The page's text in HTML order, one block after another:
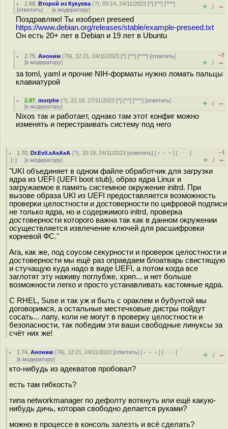
2.68 ,Второй из Кукуева (?), 09:14, 24/11/2023 [^] [^^] [^^^]
[ответить] [к модератору] + / –
Поздравляю! Ты изобрел preseed
https://www.debian.org/releases/stable/example-preseed.txt
Он есть 20+ лет в Debian и 19 лет в Ubuntu
2.75 ,Аноним (76), 12:21, 24/11/2023 [^] [^^] [^^^] [ответить]
[к модератору]
–2
+ / –
за toml, yaml и прочие NIH-форматы нужно ломать пальцы
клавиатурой
2.97 ,morphe (?), 21:18, 27/11/2023 [^] [^^] [^^^] [ответить]
[к модератору] + / –
Nixos так и работает, однако там этот конфиг можно
изменять и перестраивать систему под него
1.70 ,Dr.Evil.xAxAxA (?), 10:19, 24/11/2023 [ответить] [ ﹢﹢﹢] [ · · ·]
[↑] [к модератору]
–1
+ / –
"UKI объединяет в одном файле обработчик для загрузки
ядра из UEFI (UEFI boot stub), образ ядра Linux и
загружаемое в память системное окружение initrd. При
вызове образа UKI из UEFI предоставляется возможность
проверки целостности и достоверности по цифровой подписи
не только ядра, но и содержимого initrd, проверка
достоверности которого важна так как в данном окружении
осуществляется извлечение ключей для расшифровки
корневой ФС."
Ага, как же, под соусом секурности и проверок целостности и
достоверности мы ещё раз оправдаем блоатварь свистящую
и стучащую куда надо в виде UEFI, а потом когда все
заглотят эту наживу поглубже, хряп... и нет больше
возможности легко и просто устанавливать кастомные ядра.
С RHEL, Suse и так уж и быть с ораклем и бубунтой мы
договоримся, а остальные местечковые дистры пойдут
сосать... лапу, коли не могут в проверку целостности и
безопасности, так победим эти ваши свободные линуксы за
счёт них же!
1.74 ,Аноним (76), 12:21, 24/11/2023 [ответить] [ ﹢﹢﹢] [ · · ·]
[к модератору] + / –
кто-нибудь из адекватов пробовал?
есть там гибкость?
типа networkmanager по дефолту воткнуть или ещё какую-
нибудь дичь, которая свободно делается руками?
можно в процессе в консоль залезть и всё сделать?